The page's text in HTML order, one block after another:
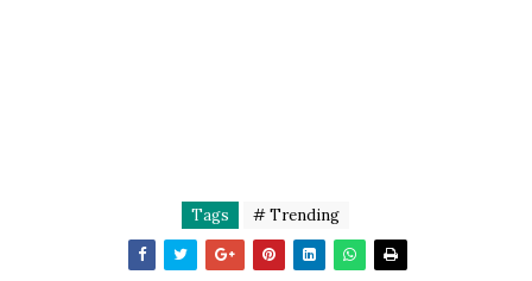
Tags # Trending